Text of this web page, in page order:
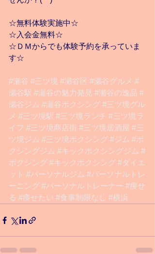
☆無料体験実施中☆
☆入会金無料☆
☆ＤＭからでも体験予約を承っていま
す☆
#瀬谷 #三ツ境 #瀬谷区 #瀬谷グルメ #
瀬谷駅 #瀬谷の魅力発見 #瀬谷の逸品 #
瀬谷ジム #瀬谷ボクシング #三ツ境グル
メ #三ツ境駅 #三ツ境ランチ #三ツ境ラ
イフ #三ツ境商店街 #三ツ境居酒屋 #三
ツ境ジム #三ツ境ボクシング #ジム #ボ
クシングジム #キックボクシングジム #
ボクシング #キックボクシング #ダイエ
ット #パーソナルジム #パーソナルトレ
ーニング #パーソナルトレーナー #痩せ
る #痩せたい #食事制限なし #横浜